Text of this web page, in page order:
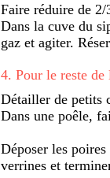
Faire réduire de
Dans la cuve du
gaz et agiter.
4. Pour le reste de
Détailler de petits
Dans une poêle,
Déposer les
verrines et